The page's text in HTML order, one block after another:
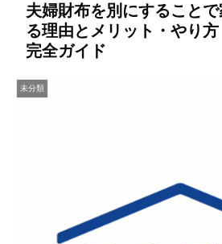
夫婦財布を別にすること
る理由とメリット・やり
完全ガイド
未分類